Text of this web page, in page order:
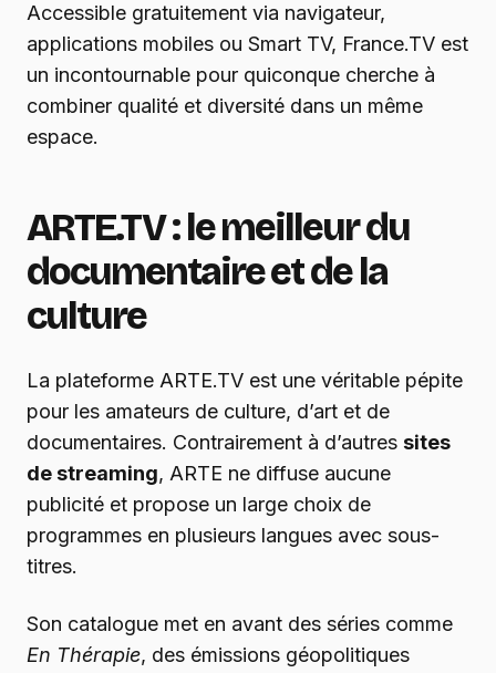
Accessible gratuitement via navigateur,
applications mobiles ou Smart TV, France.TV est
un incontournable pour quiconque cherche à
combiner qualité et diversité dans un même
espace.
ARTE.TV : le meilleur du
documentaire et de la
culture
La plateforme ARTE.TV est une véritable pépite
pour les amateurs de culture, d’art et de
documentaires. Contrairement à d’autres sites
de streaming, ARTE ne diffuse aucune
publicité et propose un large choix de
programmes en plusieurs langues avec sous-
titres.
Son catalogue met en avant des séries comme
En Thérapie, des émissions géopolitiques